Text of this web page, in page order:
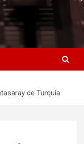
de Turquía